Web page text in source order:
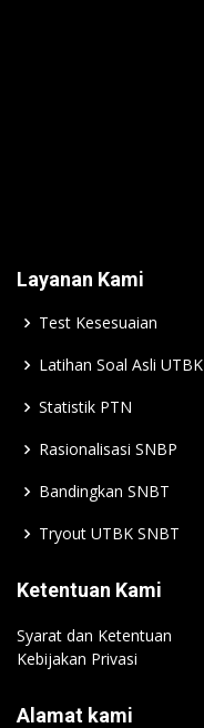
Layanan Kami
Test Kesesuaian
Latihan Soal Asli UTBK
Statistik PTN
Rasionalisasi SNBP
Bandingkan SNBT
Tryout UTBK SNBT
Ketentuan Kami
Syarat dan Ketentuan
Kebijakan Privasi
Alamat kami